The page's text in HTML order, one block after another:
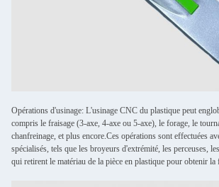
Opérations d'usinage: L'usinage CNC du plastique peut
compris le fraisage (3-axe, 4-axe ou 5-axe), le forage, le
chanfreinage, et plus encore.Ces opérations sont effectuées
spécialisés, tels que les broyeurs d'extrémité, les perceuses,
qui retirent le matériau de la pièce en plastique pour obtenir la